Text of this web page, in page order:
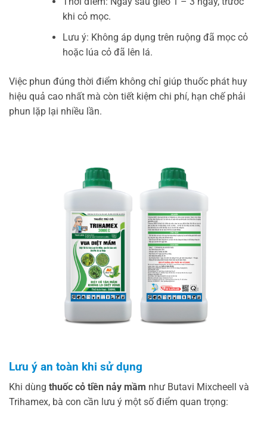
khi cỏ mọc.
Lưu ý: Không áp dụng trên ruộng đã mọc cỏ
hoặc lúa cỏ đã lên lá.
Việc phun đúng thời điểm không chỉ giúp thuốc phát huy
hiệu quả cao nhất mà còn tiết kiệm chi phí, hạn chế phải
phun lặp lại nhiều lần.
Lưu ý an toàn khi sử dụng
Khi dùng thuốc cỏ tiền nảy mầm như Butavi Mixcheell và
Trihamex, bà con cần lưu ý một số điểm quan trọng: